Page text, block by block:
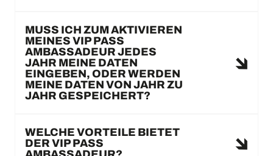
MUSS ICH ZUM AKTIVIEREN
MEINES VIP PASS
AMBASSADEUR JEDES
JAHR MEINE DATEN
EINGEBEN, ODER WERDEN
MEINE DATEN VON JAHR ZU
JAHR GESPEICHERT?
WELCHE VORTEILE BIETET
DER VIP PASS